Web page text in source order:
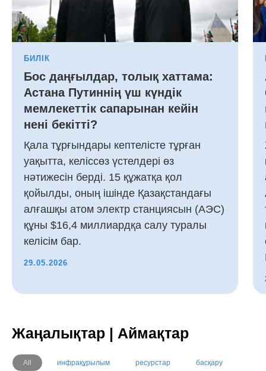
БИЛІК
Бос даңғылдар, толық хаттама:
Астана Путиннің үш күндік
мемлекеттік сапарынан кейін
нені бекітті?
Қала тұрғындары кептелісте тұрған
уақытта, келіссөз үстелдері өз
нәтижесін берді. 15 құжатқа қол
қойылды, оның ішінде Қазақстандағы
алғашқы атом электр станциясын (АЭС)
құны $16,4 миллиардқа салу туралы
келісім бар.
29.05.2026
Жаңалықтар | Аймақтар
All инфрақұрылым ресурстар басқару